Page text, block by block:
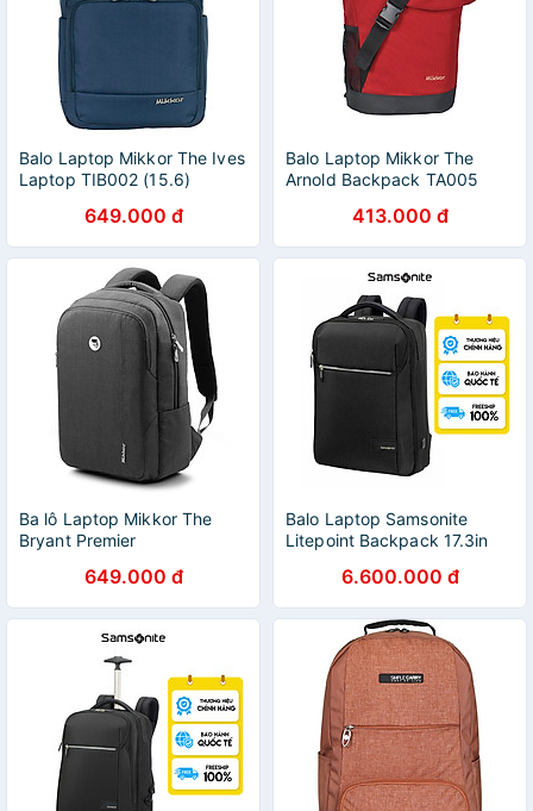
Balo Laptop Mikkor The Ives
Laptop TIB002 (15.6)
649.000 đ
Balo Laptop Mikkor The
Arnold Backpack TA005
413.000 đ
Ba lô Laptop Mikkor The
Bryant Premier
649.000 đ
Balo Laptop Samsonite
Litepoint Backpack 17.3in
6.600.000 đ